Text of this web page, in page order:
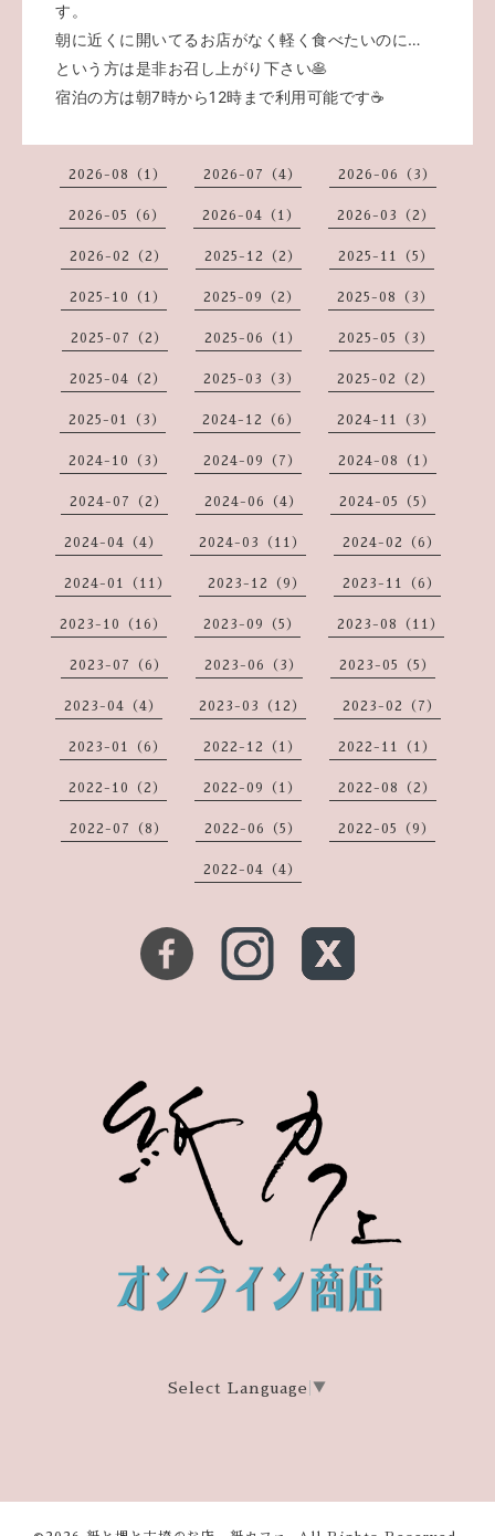
す。
朝に近くに開いてるお店がなく軽く食べたいのに…
という方は是非お召し上がり下さい🥞
宿泊の方は朝7時から12時まで利用可能です☕
2026-08（1） 2026-07（4） 2026-06（3）
2026-05（6） 2026-04（1） 2026-03（2）
2026-02（2） 2025-12（2） 2025-11（5）
2025-10（1） 2025-09（2） 2025-08（3）
2025-07（2） 2025-06（1） 2025-05（3）
2025-04（2） 2025-03（3） 2025-02（2）
2025-01（3） 2024-12（6） 2024-11（3）
2024-10（3） 2024-09（7） 2024-08（1）
2024-07（2） 2024-06（4） 2024-05（5）
2024-04（4） 2024-03（11） 2024-02（6）
2024-01（11） 2023-12（9） 2023-11（6）
2023-10（16） 2023-09（5） 2023-08（11）
2023-07（6） 2023-06（3） 2023-05（5）
2023-04（4） 2023-03（12） 2023-02（7）
2023-01（6） 2022-12（1） 2022-11（1）
2022-10（2） 2022-09（1） 2022-08（2）
2022-07（8） 2022-06（5） 2022-05（9）
2022-04（4）
Select Language ▼